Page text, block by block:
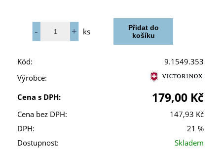
ks
Kód:
9.1549.353
Výrobce:
Cena s DPH:
179,00 Kč
Cena bez DPH:
147,93 Kč
DPH:
21 %
Dostupnost:
Skladem